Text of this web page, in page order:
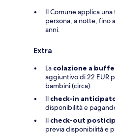
Il Comune applica
persona, a notte, fino
anni.
Extra
La colazione a
aggiuntivo di 22 EUR
bambini (circa).
Il check-in
disponibilità e
Il check-out
previa disponibilità e